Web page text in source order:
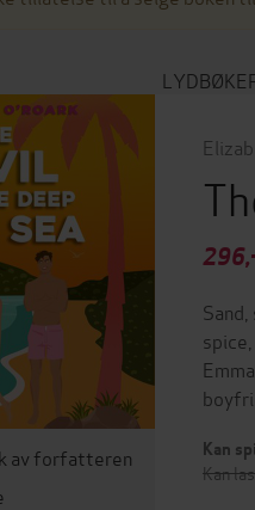
av forfatteren
Kan
Kan